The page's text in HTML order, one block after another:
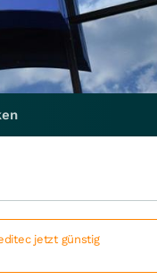
jetzt günstig